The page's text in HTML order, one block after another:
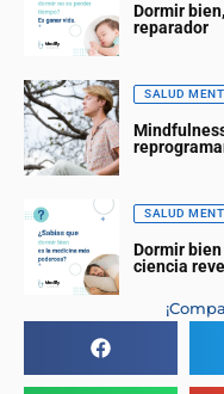
Dormir
reparador
SALUD
SALUD
Dormir
ciencia